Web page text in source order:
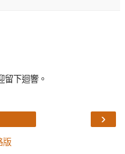
留下迴響。
›
版